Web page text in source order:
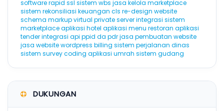
softwarerapid ssl sistem wbs jasa kelola marketplace
sistem rekonsiliasi keuangan cls re-design website
schema markupvirtual private serverintegrasi sistem
marketplaceaplikasi hotel aplikasi menu restoran aplikasi
tenderintegrasi api ppid da pdrjasa pembuatan website
jasa website wordpress billing sistem perjalanan dinas
sistem surveycoding aplikasi umrah sistem gudang
DUKUNGAN